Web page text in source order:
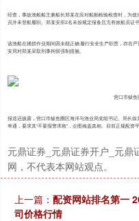
经查，事故渔船船主兼船长郑某在应对船舶检验检查时，为
员并未登船履职。郑某安排2名未按规定报备且无有效船员证
该渔船在捕捞作业期间因未能正确履行安全生产职责，存在
安局对郑某采取刑事拘留强制措施。
营口市鲅鱼
报道还披露，营口市鲅鱼圈区海洋与渔业局党组书记、局长
串通，要求其“不要报警求救”，企图掩盖真相。目前正规配资
元鼎证券_元鼎证券开户_元鼎
网，不代表本网站观点。
上一篇： 配资网站排名第一
司价格行情